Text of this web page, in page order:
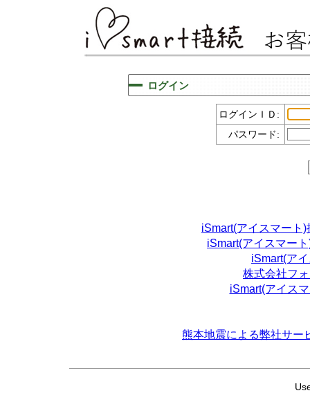
ログイン
ログインＩＤ:
パスワード:
iSmart(アイスマート
iSmart(アイスマー
iSmart(ア
株式会社フ
iSmart(アイス
熊本地震による弊社サー